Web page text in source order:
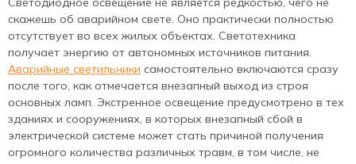
скажешь об аварийном свете. Оно практически полностью
отсутствует во всех жилых объектах. Светотехника
получает энергию от автономных источников питания.
Аварийные светильники самостоятельно включаются сразу
после того, как отмечается внезапный выход из строя
основных ламп. Экстренное освещение предусмотрено в тех
зданиях и сооружениях, в которых внезапный сбой в
электрической системе может стать причиной получения
огромного количества различных травм, в том числе, не